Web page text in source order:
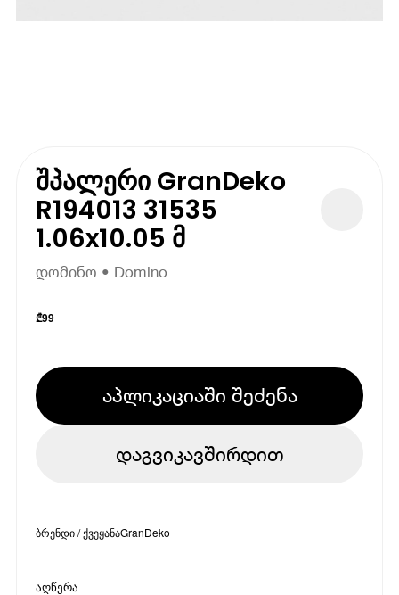
შპალერი GranDeko
R194013 31535
1.06x10.05 მ
დომინო • Domino
₾99
აპლიკაციაში შეძენა
დაგვიკავშირდით
ბრენდი / ქვეყანაGranDeko
აღწერა